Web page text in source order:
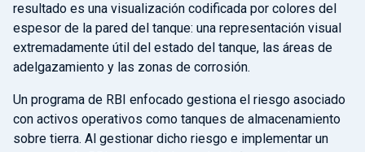
resultado es una visualización codificada por colores del
espesor de la pared del tanque: una representación visual
extremadamente útil del estado del tanque, las áreas de
adelgazamiento y las zonas de corrosión.
Un programa de RBI enfocado gestiona el riesgo asociado
con activos operativos como tanques de almacenamiento
sobre tierra. Al gestionar dicho riesgo e implementar un